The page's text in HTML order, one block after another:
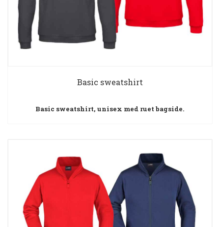
Basic sweatshirt
Basic sweatshirt, unisex med ruet bagside.